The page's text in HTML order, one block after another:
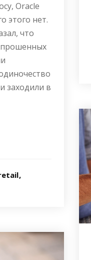
Oracle
этого нет.
что
заходили в